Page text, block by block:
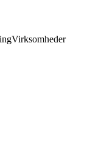
Virksomheder